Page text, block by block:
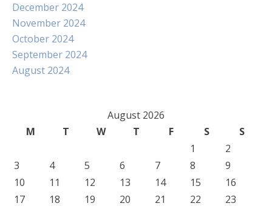
December 2024
November 2024
October 2024
September 2024
August 2024
August 2026
M
T W T F S
S
1
2
3
4 5 6 7 8
9
10
11 12 13 14 15
16
17
18 19 20 21 22
23